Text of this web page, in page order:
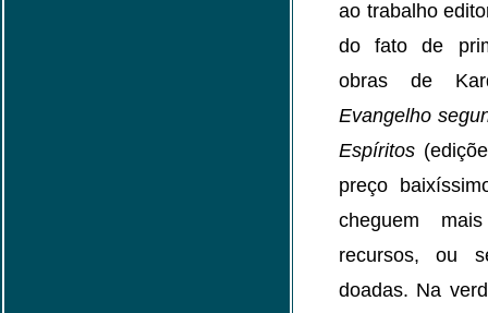
ao trabalho
do fato de
obras de
Evangelho
Espíritos
preço
cheguem
recursos, ou
doadas. Na